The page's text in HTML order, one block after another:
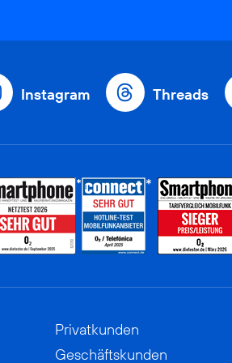
Instagram Threads
Privatkunden
Geschäftskunden